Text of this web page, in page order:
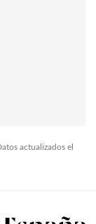
actualizados el